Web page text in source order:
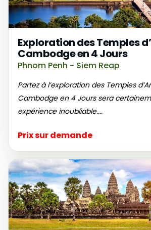
Exploration des Temples
Cambodge en 4 Jours
Phnom Penh - Siem Reap
Partez à l’exploration des Temples
Cambodge en 4 Jours sera
expérience inoubliable....
Prix sur demande